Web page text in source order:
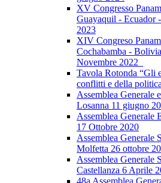
XV Congresso
Guayaquil - Ecuador
2023
XIV Congreso
Cochabamba -
Novembre 2022_
Tavola Rotonda “Gli
conflitti e della
Assemblea Generale
Losanna 11 giugno
Assemblea Generale
17 Ottobre 2020
Assemblea Generale
Molfetta 26 ottobre
Assemblea Generale
Castellanza 6 Aprile
48a Assemblea